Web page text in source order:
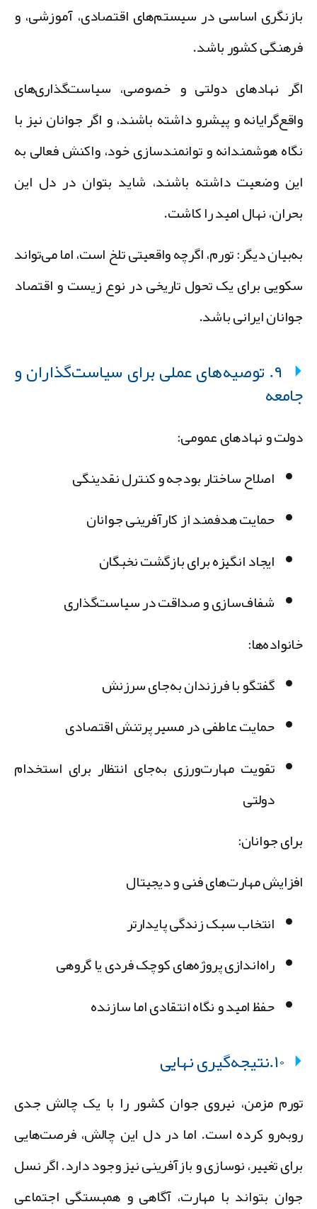
اساسی در سیستم‌های اقتصادی، آموزشی، و
کشور باشد.
نهادهای دولتی و خصوصی، سیاست‌گذاری‌های
و پیشرو داشته باشند، و اگر جوانان نیز با
هوشمندانه و توانمندسازی خود، واکنش فعالی به
وضعیت داشته باشند، شاید بتوان در دل این
نهال امید را کاشت.
دیگر:تورم، اگرچه واقعیتی تلخ است، اما می‌تواند
برای یک تحول تاریخی در نوع زیست و اقتصاد
ایرانی باشد.
۹. توصیه‌های عملی برای سیاست‌گذاران و
و نهادهای عمومی:
اصلاح ساختار بودجه و کنترل نقدینگی
حمایت هدفمند از کارآفرینی جوانان
ایجاد انگیزه برای بازگشت نخبگان
شفاف‌سازی و صداقت در سیاست‌گذاری
گفتگو با فرزندان به‌جای سرزنش
حمایت عاطفی در مسیر پرتنش اقتصادی
تقویت مهارت‌ورزی به‌جای انتظار برای استخدام
دولتی
جوانان:
مهارت‌های فنی و دیجیتال
انتخاب سبک زندگی پایدارتر
راه‌اندازی پروژه‌های کوچک فردی یا گروهی
حفظ امید و نگاه انتقادی اما سازنده
۱۰.نتیجه‌گیری نهایی
مزمن، نیروی جوان کشور را با یک چالش جدی
کرده است. اما در دل این چالش، فرصت‌هایی
تغییر، نوسازی و بازآفرینی نیز وجود دارد. اگر نسل
بتواند با مهارت، آگاهی و همبستگی اجتماعی